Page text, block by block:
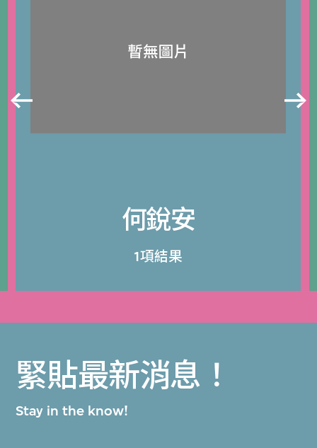
何銳安
1項結果
緊貼最新消息！
Stay in the know!